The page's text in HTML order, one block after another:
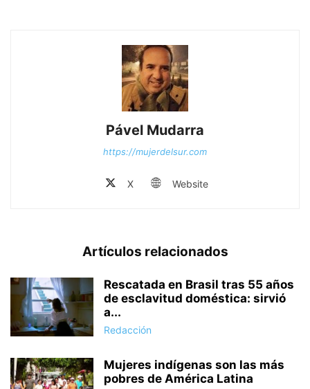
Pável Mudarra
https://mujerdelsur.com
X Website
Artículos relacionados
Rescatada en Brasil tras 55 años
de esclavitud doméstica: sirvió
a...
Redacción
Mujeres indígenas son las más
pobres de América Latina